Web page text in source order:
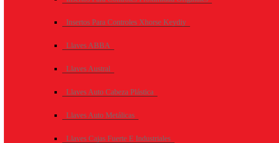
Insertos Para Controles Xhorse Keydiy
Llaves ABBA
Llaves Austral
Llaves Auto Cabeza Plástica
Llaves Auto Metálicas
Llaves Cajas Fuerte E Industriales